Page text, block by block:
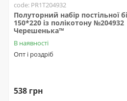
code: PR1T204932
Полуторний набір постільної
150*220 із полікотону №204932
Черешенька™
В наявності
Опт і роздріб
538 грн